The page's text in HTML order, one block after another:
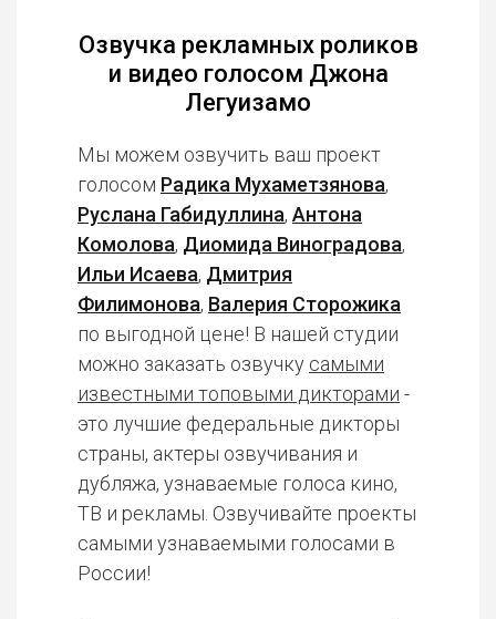
Озвучка рекламных роликов
и видео голосом Джона
Легуизамо
Мы можем озвучить ваш проект
голосом Радика Мухаметзянова,
Руслана Габидуллина, Антона
Комолова, Диомида Виноградова,
Ильи Исаева, Дмитрия
Филимонова, Валерия Сторожика
по выгодной цене! В нашей студии
можно заказать озвучку самыми
известными топовыми дикторами -
это лучшие федеральные дикторы
страны, актеры озвучивания и
дубляжа, узнаваемые голоса кино,
ТВ и рекламы. Озвучивайте проекты
самыми узнаваемыми голосами в
России!